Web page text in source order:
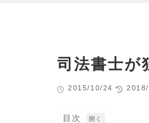
司法書士が
2015/10/24
目次